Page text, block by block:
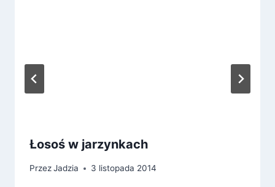
Łosoś w jarzynkach
PrzezJadzia 3 listopada 2014